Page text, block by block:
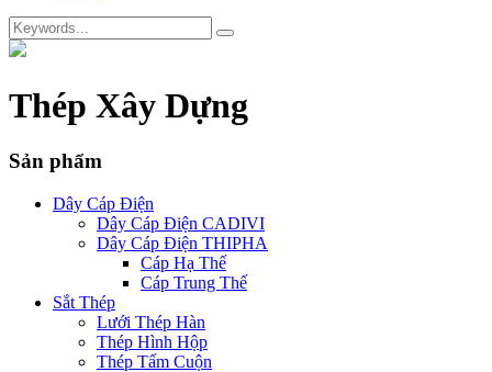
Thép Xây Dựng
Sản phẩm
Dây Cáp Điện
Dây Cáp Điện CADIVI
Dây Cáp Điện THIPHA
Cáp Hạ Thế
Cáp Trung Thế
Sắt Thép
Lưới Thép Hàn
Thép Hình Hộp
Thép Tấm Cuộn